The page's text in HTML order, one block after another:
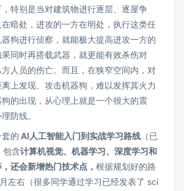
特别是当对建筑物进行逐层、逐屋争
暗处，进攻的一方在明处，执行这类任
狗进行侦察，就能极大提高进攻一方的
同时再搭载武器，就更能有效杀伤对
人员的伤亡。而且，在狭窄空间内，对
上发现、攻击机器狗，难以发挥其火力
的出现，从心理上就是一个很大的震
防线。
的 AI人工智能入门到实战学习路线 （已
包含计算机视觉、机器学习、深度学习和
还会新增热门技术点， 根据规划好的路
左右（很多同学通过学习已经发表了 sci